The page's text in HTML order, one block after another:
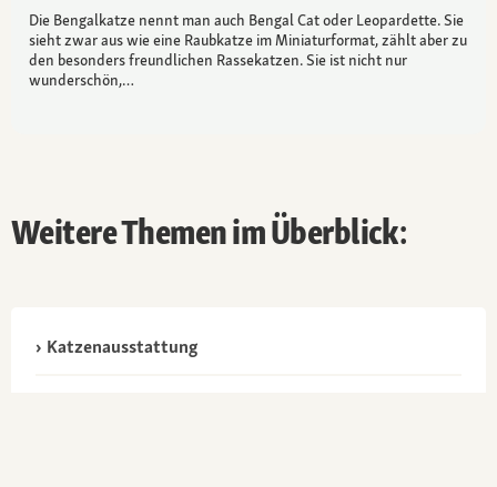
Die Bengalkatze nennt man auch Bengal Cat oder Leopardette. Sie
sieht zwar aus wie eine Raubkatze im Miniaturformat, zählt aber zu
den besonders freundlichen Rassekatzen. Sie ist nicht nur
wunderschön,…
Weitere Themen im Überblick:
Katzenausstattung